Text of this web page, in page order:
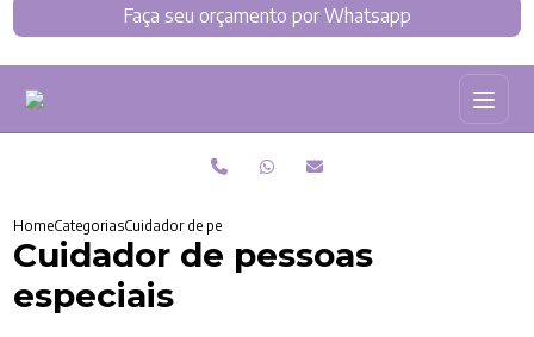
Faça seu orçamento por Whatsapp
HomeCategoriasCuidador de pessoas especiais
Cuidador de pessoas
especiais